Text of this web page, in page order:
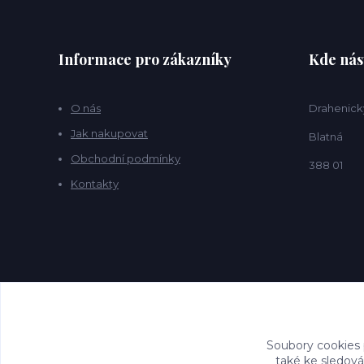
Informace pro zákazníky
O nás
Jak nakupovat
Obchodní podmínky
Kontakty
Kde
Blatná
388 01
Soubory
také ke